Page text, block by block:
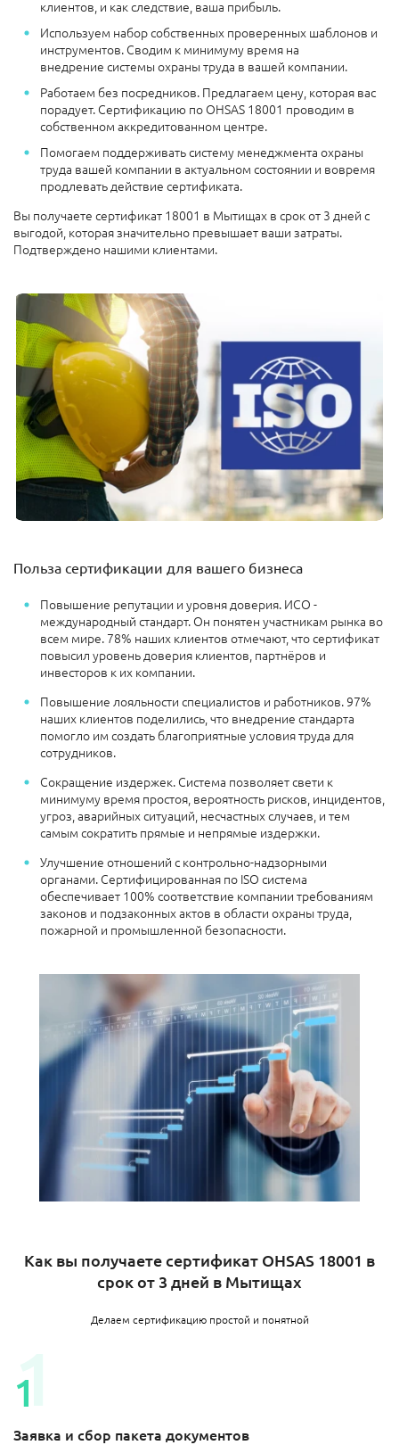
клиентов, и как следствие, ваша прибыль.
Используем набор собственных проверенных шаблонов и
инструментов. Сводим к минимуму время на
внедрение системы охраны труда в вашей компании.
Работаем без посредников. Предлагаем цену, которая вас
порадует. Сертификацию по OHSAS 18001 проводим в
собственном аккредитованном центре.
Помогаем поддерживать систему менеджмента охраны
труда вашей компании в актуальном состоянии и вовремя
продлевать действие сертификата.
Вы получаете сертификат 18001 в Мытищах в срок от 3 дней с
выгодой, которая значительно превышает ваши затраты.
Подтверждено нашими клиентами.
Польза сертификации для вашего бизнеса
Повышение репутации и уровня доверия. ИСО -
международный стандарт. Он понятен участникам рынка во
всем мире. 78% наших клиентов отмечают, что сертификат
повысил уровень доверия клиентов, партнёров и
инвесторов к их компании.
Повышение лояльности специалистов и работников. 97%
наших клиентов поделились, что внедрение стандарта
помогло им создать благоприятные условия труда для
сотрудников.
Сокращение издержек. Система позволяет свети к
минимуму время простоя, вероятность рисков, инцидентов,
угроз, аварийных ситуаций, несчастных случаев, и тем
самым сократить прямые и непрямые издержки.
Улучшение отношений с контрольно-надзорными
органами. Сертифицированная по ISO система
обеспечивает 100% соответствие компании требованиям
законов и подзаконных актов в области охраны труда,
пожарной и промышленной безопасности.
Как вы получаете сертификат OHSAS 18001 в
срок от 3 дней в Мытищах
Делаем сертификацию простой и понятной
Заявка и сбор пакета документов